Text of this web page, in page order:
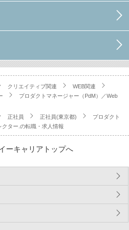
クリエイティブ関連
WEB関連
プロダクトマネージャー（PdM）／Web
正社員 正社員(東京都)
プロダクト
ター.の転職・求人情報
ーキャリアトップへ